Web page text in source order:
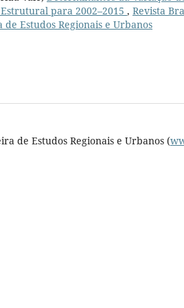
para 2002–2015 , Revista
Estudos Regionais e Urbanos
de Estudos Regionais e Urbanos (